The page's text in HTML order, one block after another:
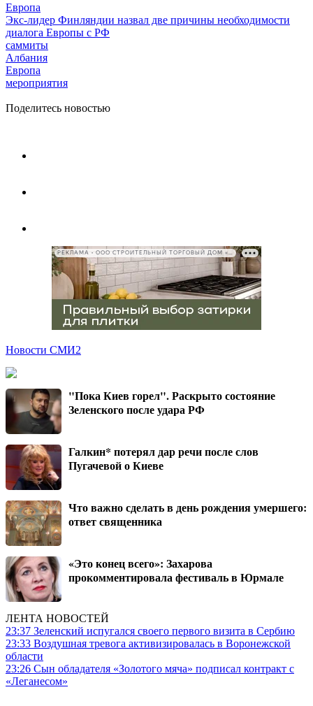
Европа
Экс-лидер Финляндии назвал две причины необходимости
диалога Европы с РФ
саммиты
Албания
Европа
мероприятия
Поделитесь новостью
РЕКЛАМА • ООО СТРОИТЕЛЬНЫЙ ТОРГОВЫЙ ДОМ «ПЕТРОВИЧ», ИНН 7802348846
Новости СМИ2
"Пока Киев горел". Раскрыто состояние
Зеленского после удара РФ
Галкин* потерял дар речи после слов
Пугачевой о Киеве
Что важно сделать в день рождения умершего:
ответ священника
«Это конец всего»: Захарова
прокомментировала фестиваль в Юрмале
ЛЕНТА НОВОСТЕЙ
23:37 Зеленский испугался своего первого визита в Сербию
23:33 Воздушная тревога активизировалась в Воронежской
области
23:26 Сын обладателя «Золотого мяча» подписал контракт с
«Леганесом»